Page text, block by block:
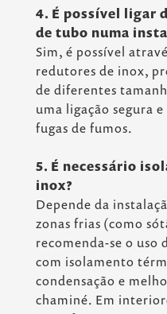
4. É possível ligar
de tubo numa
Sim, é possível
redutores de inox,
de diferentes
uma ligação segura
fugas de fumos.
5. É necessário
inox?
Depende da
zonas frias (como
recomenda-se o uso
com isolamento
condensação e
chaminé. Em